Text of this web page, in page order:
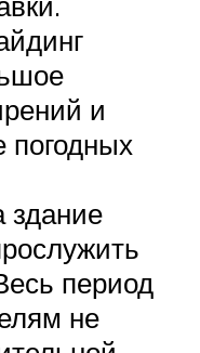
и
погодных
здание
период
не